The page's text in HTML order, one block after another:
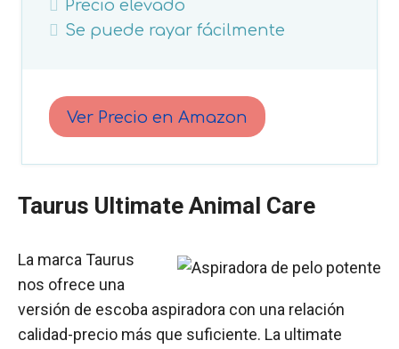
Precio elevado
Se puede rayar fácilmente
Ver Precio en Amazon
Taurus Ultimate Animal Care
La marca Taurus
nos ofrece una
versión de escoba aspiradora con una relación
calidad-precio más que suficiente. La ultimate